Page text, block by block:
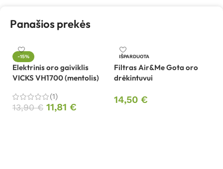
Panašios prekės
-15%
Elektrinis oro gaiviklis
VICKS VH1700 (mentolis)
(1)
13,90€ 11,81 €
IŠPARDUOTA
Filtras Air&Me Gota oro
drėkintuvui
14,50 €